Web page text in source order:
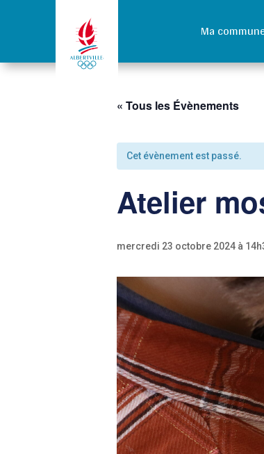
Ma
« Tous les Évènements
Cet évènement est passé.
Atelier
mercredi 23 octobre 2024 à